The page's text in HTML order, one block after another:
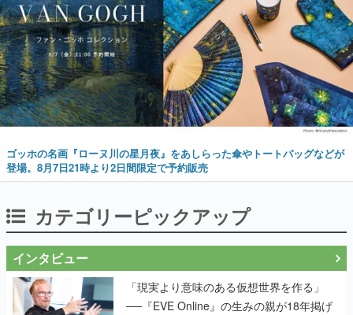
ゴッホの名画『ローヌ川の星月夜』をあしらった傘やトートバッグなどが
登場。8月7日21時より2日間限定で予約販売
カテゴリーピックアップ
インタビュー
「現実より意味のある仮想世界を作る」
──『EVE Online』の生みの親が18年掲げ